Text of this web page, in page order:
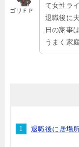
ゴリＦＰ
て女性ラ
退職後に
日の家事
うまく家
退職後に居場